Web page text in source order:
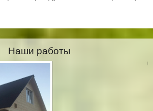
Наши работы